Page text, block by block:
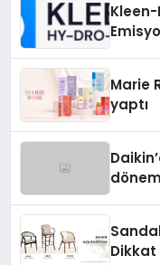
Kleen-
Marie
yaptı
Dikkat